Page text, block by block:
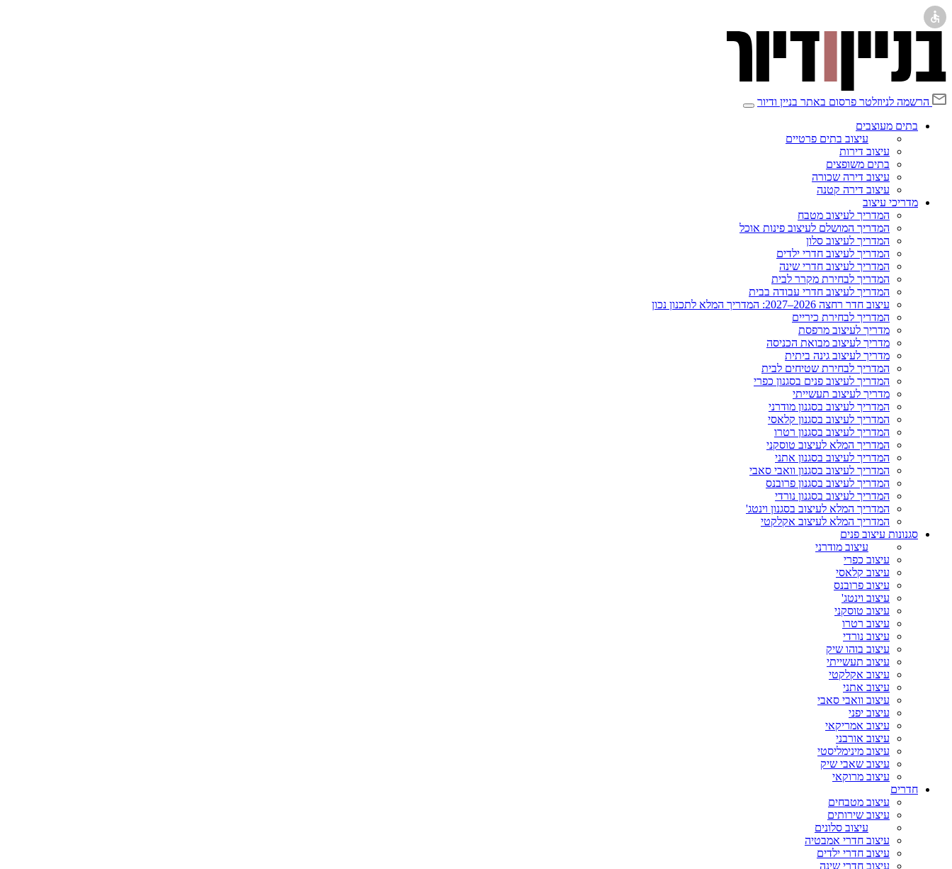
הרשמה לניוזלטר פרסום באתר בניין ודיור
בתים מעוצבים
עיצוב בתים פרטיים
עיצוב דירות
בתים משופצים
עיצוב דירה שכורה
עיצוב דירה קטנה
מדריכי עיצוב
המדריך לעיצוב מטבח
המדריך המושלם לעיצוב פינות אוכל
המדריך לעיצוב סלון
המדריך לעיצוב חדרי ילדים
המדריך לעיצוב חדרי שינה
המדריך לבחירת מקרר לבית
המדריך לעיצוב חדרי עבודה בבית
עיצוב חדר רחצה 2026–2027: המדריך המלא לתכנון נכון
המדריך לבחירת כיריים
מדריך לעיצוב מרפסת
מדריך לעיצוב מבואת הכניסה
מדריך לעיצוב גינה ביתית
המדריך לבחירת שטיחים לבית
המדריך לעיצוב פנים בסגנון כפרי
מדריך לעיצוב תעשייתי
המדריך לעיצוב בסגנון מודרני
המדריך לעיצוב בסגנון קלאסי
המדריך לעיצוב בסגנון רטרו
המדריך המלא לעיצוב טוסקני
המדריך לעיצוב בסגנון אתני
המדריך לעיצוב בסגנון וואבי סאבי
המדריך לעיצוב בסגנון פרובנס
המדריך לעיצוב בסגנון נורדי
המדריך המלא לעיצוב בסגנון וינטג'
המדריך המלא לעיצוב אקלקטי
סגנונות עיצוב פנים
עיצוב מודרני
עיצוב כפרי
עיצוב קלאסי
עיצוב פרובנס
עיצוב וינטג'
עיצוב טוסקני
עיצוב רטרו
עיצוב נורדי
עיצוב בוהו שיק
עיצוב תעשייתי
עיצוב אקלקטי
עיצוב אתני
עיצוב וואבי סאבי
עיצוב יפני
עיצוב אמריקאי
עיצוב אורבני
עיצוב מינימליסטי
עיצוב שאבי שיק
עיצוב מרוקאי
חדרים
עיצוב מטבחים
עיצוב שירותים
עיצוב סלונים
עיצוב חדרי אמבטיה
עיצוב חדרי ילדים
עיצוב חדרי שינה